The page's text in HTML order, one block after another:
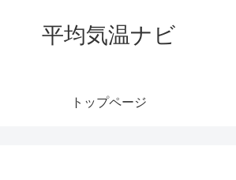
平均気温ナビ
トップページ